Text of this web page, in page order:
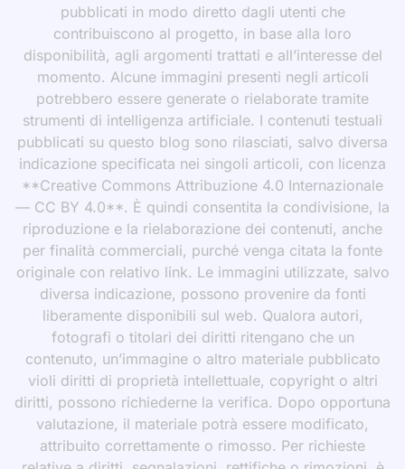
pubblicati in modo diretto dagli utenti che
contribuiscono al progetto, in base alla loro
disponibilità, agli argomenti trattati e all’interesse del
momento. Alcune immagini presenti negli articoli
potrebbero essere generate o rielaborate tramite
strumenti di intelligenza artificiale. I contenuti testuali
pubblicati su questo blog sono rilasciati, salvo diversa
indicazione specificata nei singoli articoli, con licenza
**Creative Commons Attribuzione 4.0 Internazionale
— CC BY 4.0**. È quindi consentita la condivisione, la
riproduzione e la rielaborazione dei contenuti, anche
per finalità commerciali, purché venga citata la fonte
originale con relativo link. Le immagini utilizzate, salvo
diversa indicazione, possono provenire da fonti
liberamente disponibili sul web. Qualora autori,
fotografi o titolari dei diritti ritengano che un
contenuto, un’immagine o altro materiale pubblicato
violi diritti di proprietà intellettuale, copyright o altri
diritti, possono richiederne la verifica. Dopo opportuna
valutazione, il materiale potrà essere modificato,
attribuito correttamente o rimosso. Per richieste